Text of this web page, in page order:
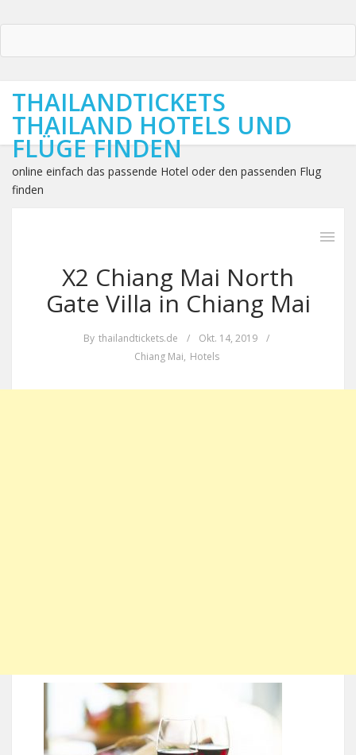
THAILANDTICKETS
THAILAND HOTELS UND
FLÜGE FINDEN
online einfach das passende Hotel oder den passenden Flug
finden
X2 Chiang Mai North
Gate Villa in Chiang Mai
By thailandtickets.de / Okt. 14, 2019
/
Chiang Mai, Hotels